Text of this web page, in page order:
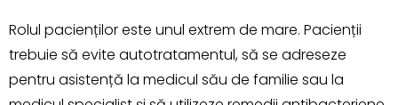
Rolul pacienților este unul extrem de mare. Pacienții
trebuie să evite autotratamentul, să se adreseze
pentru asistență la medicul său de familie sau la